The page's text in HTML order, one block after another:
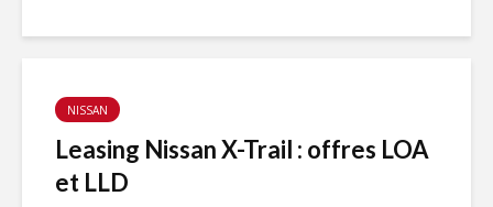
NISSAN
Leasing Nissan X-Trail : offres LOA
et LLD